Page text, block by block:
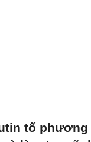
tố phương